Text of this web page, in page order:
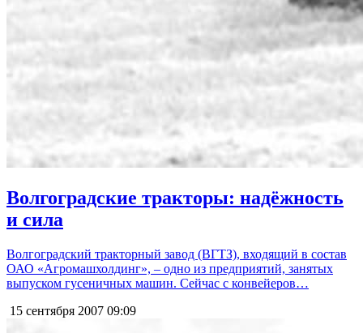
Волгоградские тракторы: надёжность
и сила
Волгоградский тракторный завод (ВГТЗ), входящий в состав
ОАО «Агромашхолдинг», – одно из предприятий, занятых
выпуском гусеничных машин. Сейчас с конвейеров…
15 сентября 2007 09:09